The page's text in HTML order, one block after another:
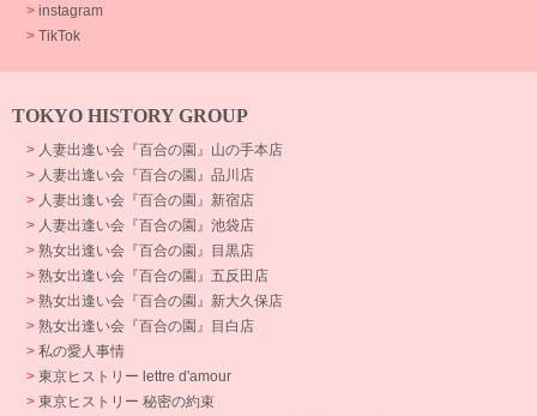
> instagram
> TikTok
TOKYO HISTORY GROUP
> 人妻出逢い会『百合の園』山の手本店
> 人妻出逢い会『百合の園』品川店
> 人妻出逢い会『百合の園』新宿店
> 人妻出逢い会『百合の園』池袋店
> 熟女出逢い会『百合の園』目黒店
> 熟女出逢い会『百合の園』五反田店
> 熟女出逢い会『百合の園』新大久保店
> 熟女出逢い会『百合の園』目白店
> 私の愛人事情
> 東京ヒストリー lettre d'amour
> 東京ヒストリー 秘密の約束